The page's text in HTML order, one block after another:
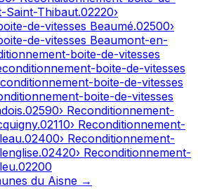
Saint-Thibaut.02220›
de-vitesses Beaumé.02500›
de-vitesses Beaumont-en-
boite-de-vitesses
boite-de-vitesses
boite-de-vitesses
boite-de-vitesses
.02590› Reconditionnement-
.02110› Reconditionnement-
.02400› Reconditionnement-
.02420› Reconditionnement-
.02200
du Aisne →